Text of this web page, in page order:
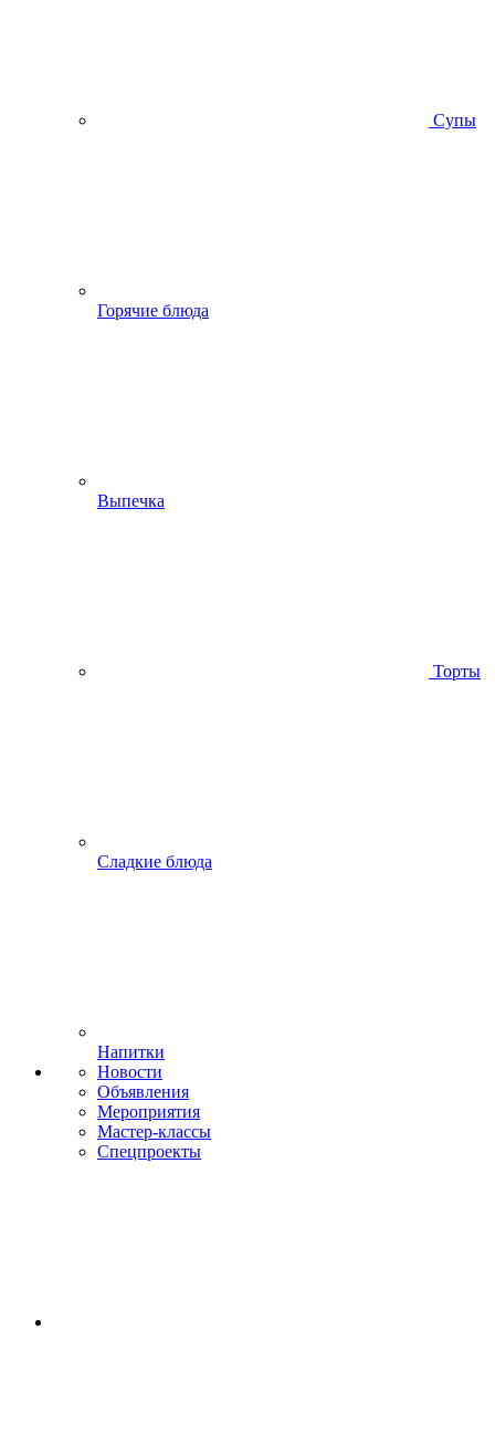
Супы
Горячие блюда
Выпечка
Торты
Сладкие блюда
Напитки
Новости
Объявления
Мероприятия
Мастер-классы
Спецпроекты